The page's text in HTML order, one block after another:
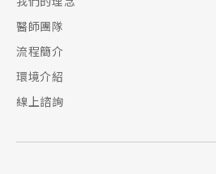
醫師團隊
流程簡介
環境介紹
線上諮詢